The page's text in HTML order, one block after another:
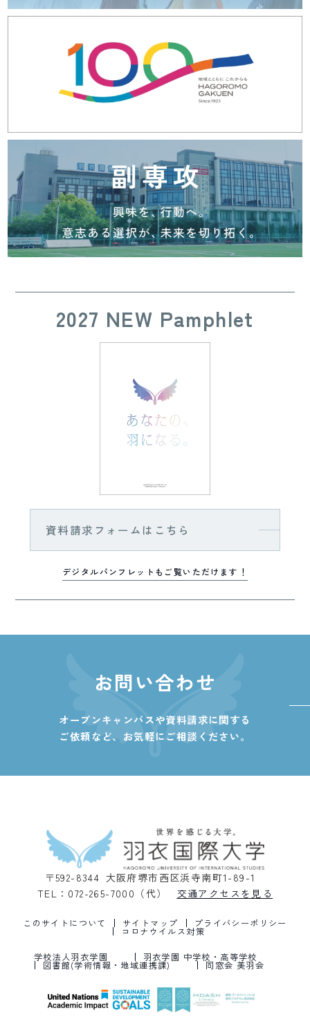
2027 NEW Pamphlet
資料請求フォームはこちら
デジタルパンフレットもご覧いただけます！
お問い合わせ
オープンキャンパスや資料請求に関する
ご依頼など、 お気軽にご相談ください。
〒592-8344 大阪府堺市西区浜寺南町1-89-1
TEL：072-265-7000（代）
交通アクセスを見る
このサイトについて サイトマップ プライバシーポリシー
コロナウイルス対策
学校法人羽衣学園 羽衣学園 中学校・高等学校
図書館(学術情報・地域連携課) 同窓会 美羽会